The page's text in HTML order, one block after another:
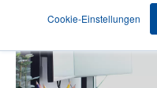
Cookie-Einstellungen